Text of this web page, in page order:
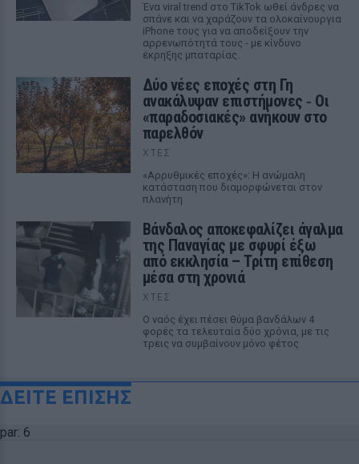
Ένα viral trend στο TikTok ωθεί άνδρες να
σπάνε και να χαράζουν τα ολοκαίνουργια
iPhone τους για να αποδείξουν την
αρρενωπότητά τους - με κίνδυνο
έκρηξης μπαταρίας.
Δύο νέες εποχές στη Γη
ανακάλυψαν επιστήμονες ‑ Oι
«παραδοσιακές» ανήκουν στο
παρελθόν
ΧΤΕΣ
«Αρρυθμικές εποχές»: Η ανώμαλη
κατάσταση που διαμορφώνεται στον
πλανήτη
Βάνδαλος αποκεφαλίζει άγαλμα
της Παναγίας με σφυρί έξω
από εκκλησία – Τρίτη επίθεση
μέσα στη χρονιά
ΧΤΕΣ
Ο ναός έχει πέσει θύμα βανδάλων 4
φορές τα τελευταία δύο χρόνια, με τις
τρεις να συμβαίνουν μόνο φέτος
ΔΕΙΤΕ ΕΠΙΣΗΣ
par: 6